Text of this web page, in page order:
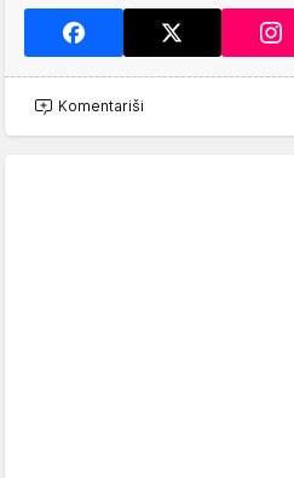
Komentariši